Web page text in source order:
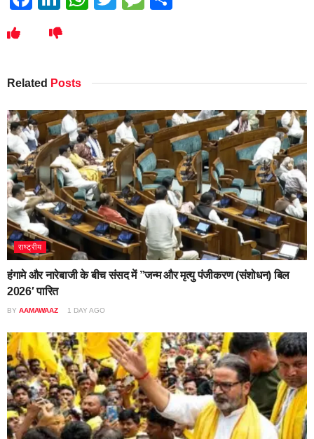
Related Posts
राष्ट्रीय
हंगामे और नारेबाजी के बीच संसद में ”जन्म और मृत्यु पंजीकरण (संशोधन) बिल
2026′ पारित
BY AAMAWAAZ 1 DAY AGO